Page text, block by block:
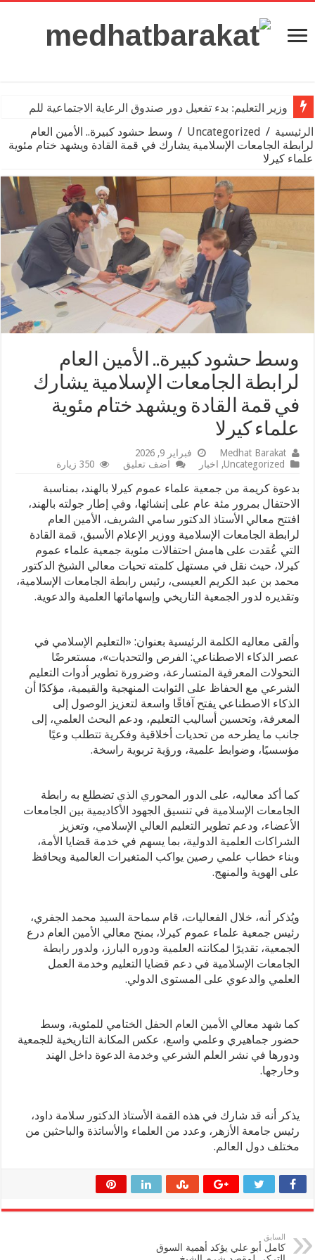
وزير التعليم: بدء تفعيل دور صندوق الرعاية الاجتماعية للمعلمين با
الرئيسية /
Uncategorized
/ وسط حشود كبيرة.. الأمين العام
لرابطة الجامعات الإسلامية يشارك في قمة القادة ويشهد ختام مئوية
علماء كيرلا
وسط حشود كبيرة.. الأمين العام
لرابطة الجامعات الإسلامية يشارك
في قمة القادة ويشهد ختام مئوية
علماء كيرلا
Medhat Barakat
فبراير 9, 2026
Uncategorized
, اخبار اضف تعليق 350 زيارة
بدعوة كريمة من جمعية علماء عموم كيرلا بالهند، بمناسبة
الاحتفال بمرور مئة عام على إنشائها، وفي إطار جولته بالهند،
افتتح معالي الأستاذ الدكتور سامي الشريف، الأمين العام
لرابطة الجامعات الإسلامية ووزير الإعلام الأسبق، قمة القادة
التي عُقدت على هامش احتفالات مئوية جمعية علماء عموم
كيرلا، حيث نقل في مستهل كلمته تحيات معالي الشيخ الدكتور
محمد بن عبد الكريم العيسى، رئيس رابطة الجامعات الإسلامية،
وتقديره لدور الجمعية التاريخي وإسهاماتها العلمية والدعوية.
وألقى معاليه الكلمة الرئيسية بعنوان: «التعليم الإسلامي في
عصر الذكاء الاصطناعي: الفرص والتحديات»، مستعرضًا
التحولات المعرفية المتسارعة، وضرورة تطوير أدوات التعليم
الشرعي مع الحفاظ على الثوابت المنهجية والقيمية، مؤكدًا أن
الذكاء الاصطناعي يفتح آفاقًا واسعة لتعزيز الوصول إلى
المعرفة، وتحسين أساليب التعليم، ودعم البحث العلمي، إلى
جانب ما يطرحه من تحديات أخلاقية وفكرية تتطلب وعيًا
مؤسسيًا، وضوابط علمية، ورؤية تربوية راسخة.
كما أكد معاليه، على الدور المحوري الذي تضطلع به رابطة
الجامعات الإسلامية في تنسيق الجهود الأكاديمية بين الجامعات
الأعضاء، ودعم تطوير التعليم العالي الإسلامي، وتعزيز
الشراكات العلمية الدولية، بما يسهم في خدمة قضايا الأمة،
وبناء خطاب علمي رصين يواكب المتغيرات العالمية ويحافظ
على الهوية والمنهج.
ويُذكر أنه، خلال الفعاليات، قام سماحة السيد محمد الجفري،
رئيس جمعية علماء عموم كيرلا، بمنح معالي الأمين العام درع
الجمعية، تقديرًا لمكانته العلمية ودوره البارز، ولدور رابطة
الجامعات الإسلامية في دعم قضايا التعليم وخدمة العمل
العلمي والدعوي على المستوى الدولي.
كما شهد معالي الأمين العام الحفل الختامي للمئوية، وسط
حضور جماهيري وعلمي واسع، عكس المكانة التاريخية للجمعية
ودورها في نشر العلم الشرعي وخدمة الدعوة داخل الهند
وخارجها.
يذكر أنه قد شارك في هذه القمة الأستاذ الدكتور سلامة داود،
رئيس جامعة الأزهر، وعدد من العلماء والأساتذة والباحثين من
مختلف دول العالم.
السابق
كامل أبو علي يؤكد أهمية السوق